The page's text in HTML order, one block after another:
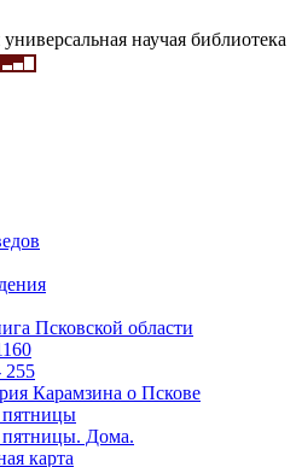
научая библиотека
Псковской области
255
Карамзина о Пскове
пятницы
пятницы. Дома.
карта